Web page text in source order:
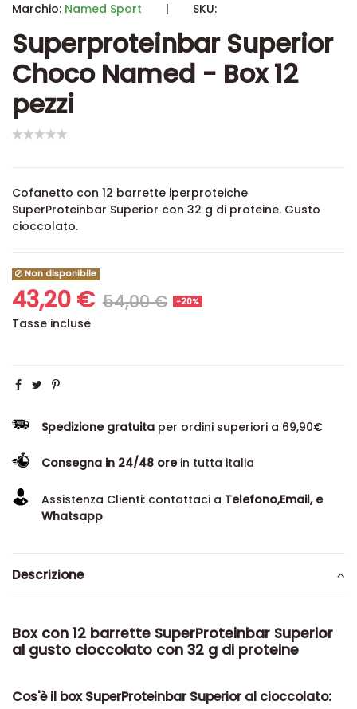
Marchio: Named Sport | SKU:
Superproteinbar Superior
Choco Named - Box 12
pezzi
Cofanetto con 12 barrette iperproteiche
SuperProteinbar Superior con 32 g di proteine. Gusto
cioccolato.
Non disponibile
43,20 € 54,00 € -20%
Tasse incluse
Spedizione gratuita per ordini superiori a 69,90€
Consegna in 24/48 orein tutta italia
Assistenza Clienti: contattaci a Telefono,Email, e
Whatsapp
Descrizione
Box con 12 barrette SuperProteinbar Superior
al gusto cioccolato con 32 g di proteine
Cos'è il box SuperProteinbar Superior al cioccolato: